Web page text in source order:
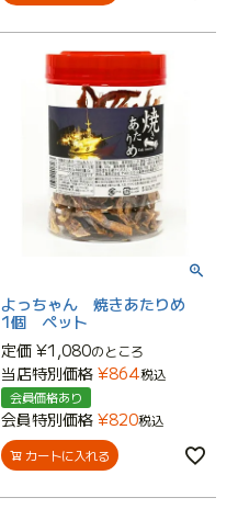
よっちゃん 焼きあたりめ
1個 ペット
定価 ¥1,080のところ
当店特別価格 ¥864税込
会員価格あり
会員特別価格 ¥820税込
カートに入れる